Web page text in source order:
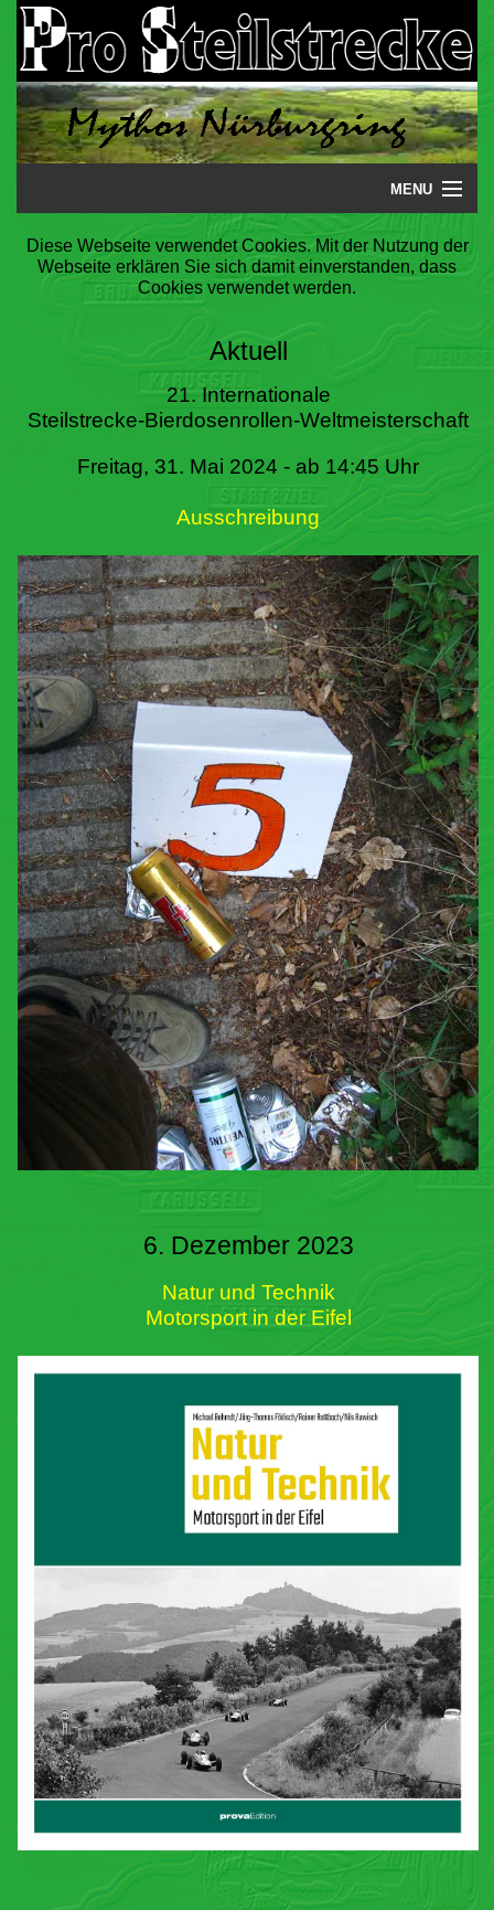
MENU
Startseite
Steilstrecke
Literatur
Termine
Diese Webseite verwendet Cookies. Mit der Nutzung der
Webseite erklären Sie sich damit einverstanden, dass
Cookies verwendet werden.
Aktuell
21. Internationale
Steilstrecke-Bierdosenrollen-Weltmeisterschaft
Freitag, 31. Mai 2024 - ab 14:45 Uhr
Ausschreibung
6. Dezember 2023
Natur und Technik
Motorsport in der Eifel